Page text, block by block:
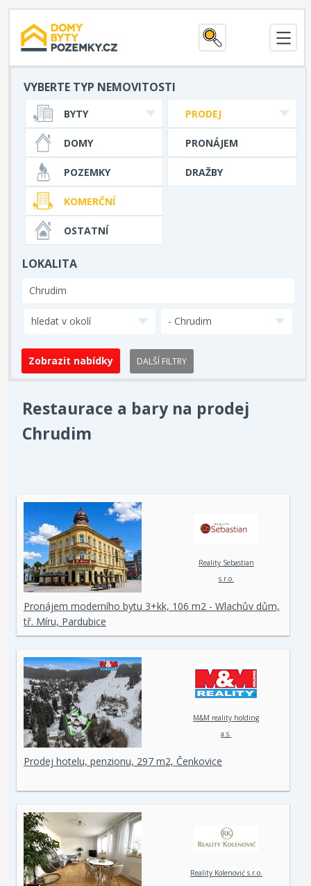
VYBERTE TYP NEMOVITOSTI
PRODEJ
PRONÁJEM
DRAŽBY
BYTY
DOMY
POZEMKY
KOMERČNÍ
OSTATNÍ
LOKALITA
hledat v okolí - Chrudim
DALŠÍ FILTRY
Restaurace a bary na prodej
Chrudim
Reality Sebastian
s.r.o.
Pronájem moderního bytu 3+kk, 106 m2 - Wlachův dům,
tř. Míru, Pardubice
M&M reality holding
a.s.
Prodej hotelu, penzionu, 297 m2, Čenkovice
Reality Kolenović s.r.o.